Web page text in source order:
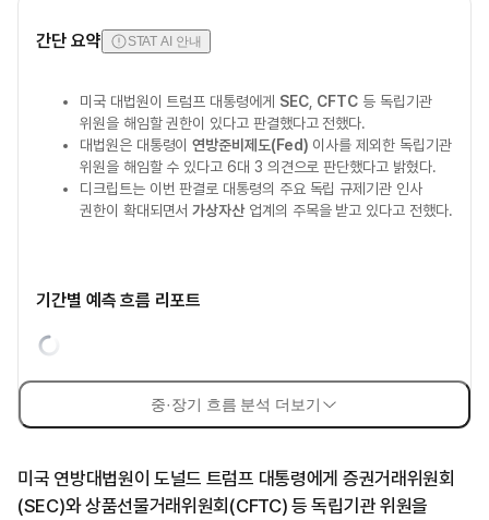
간단 요약 STAT AI 안내
미국 대법원이 트럼프 대통령에게 SEC, CFTC 등 독립기관
위원을 해임할 권한이 있다고 판결했다고 전했다.
대법원은 대통령이연방준비제도(Fed) 이사를 제외한 독립기관
위원을 해임할 수 있다고 6대 3 의견으로 판단했다고 밝혔다.
디크립트는 이번 판결로 대통령의 주요 독립 규제기관 인사
권한이 확대되면서가상자산업계의 주목을 받고 있다고 전했다.
기간별 예측 흐름 리포트
중·장기 흐름 분석 더보기
미국 연방대법원이 도널드 트럼프 대통령에게 증권거래위원회
(SEC)와 상품선물거래위원회(CFTC) 등 독립기관 위원을